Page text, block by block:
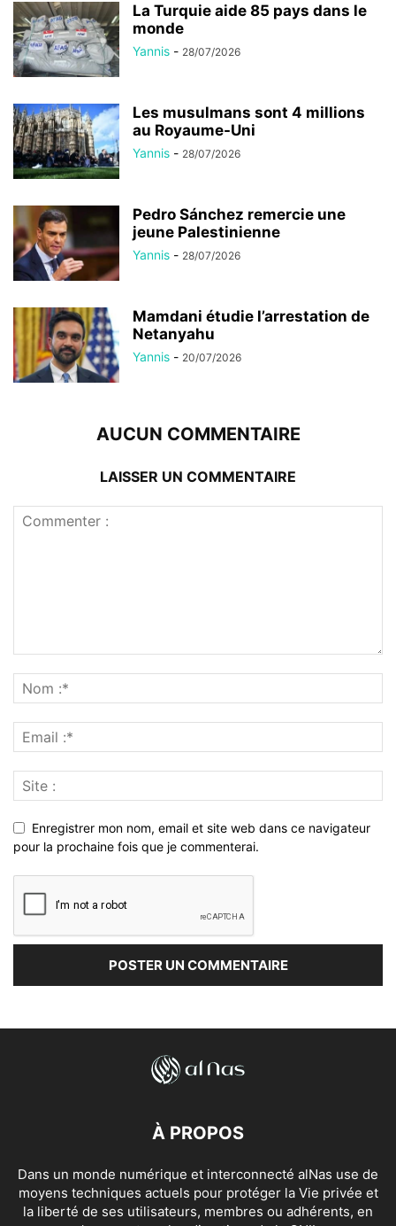
La Turquie aide 85 pays dans le
monde
Yannis - 28/07/2026
Les musulmans sont 4 millions
au Royaume-Uni
Yannis - 28/07/2026
Pedro Sánchez remercie une
jeune Palestinienne
Yannis - 28/07/2026
Mamdani étudie l’arrestation de
Netanyahu
Yannis - 20/07/2026
AUCUN COMMENTAIRE
LAISSER UN COMMENTAIRE
Enregistrer mon nom, email et site web dans ce navigateur
pour la prochaine fois que je commenterai.
À PROPOS
Dans un monde numérique et interconnecté alNas use de
moyens techniques actuels pour protéger la Vie privée et
la liberté de ses utilisateurs, membres ou adhérents, en